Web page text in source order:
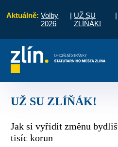
Aktuálně: Volby
2026
| UŽ SU
ZLÍŇÁK!
|
vyřídit Potřebuji
UŽ SU ZLÍŇÁK!
Jak si vyřídit změnu
tisíc korun